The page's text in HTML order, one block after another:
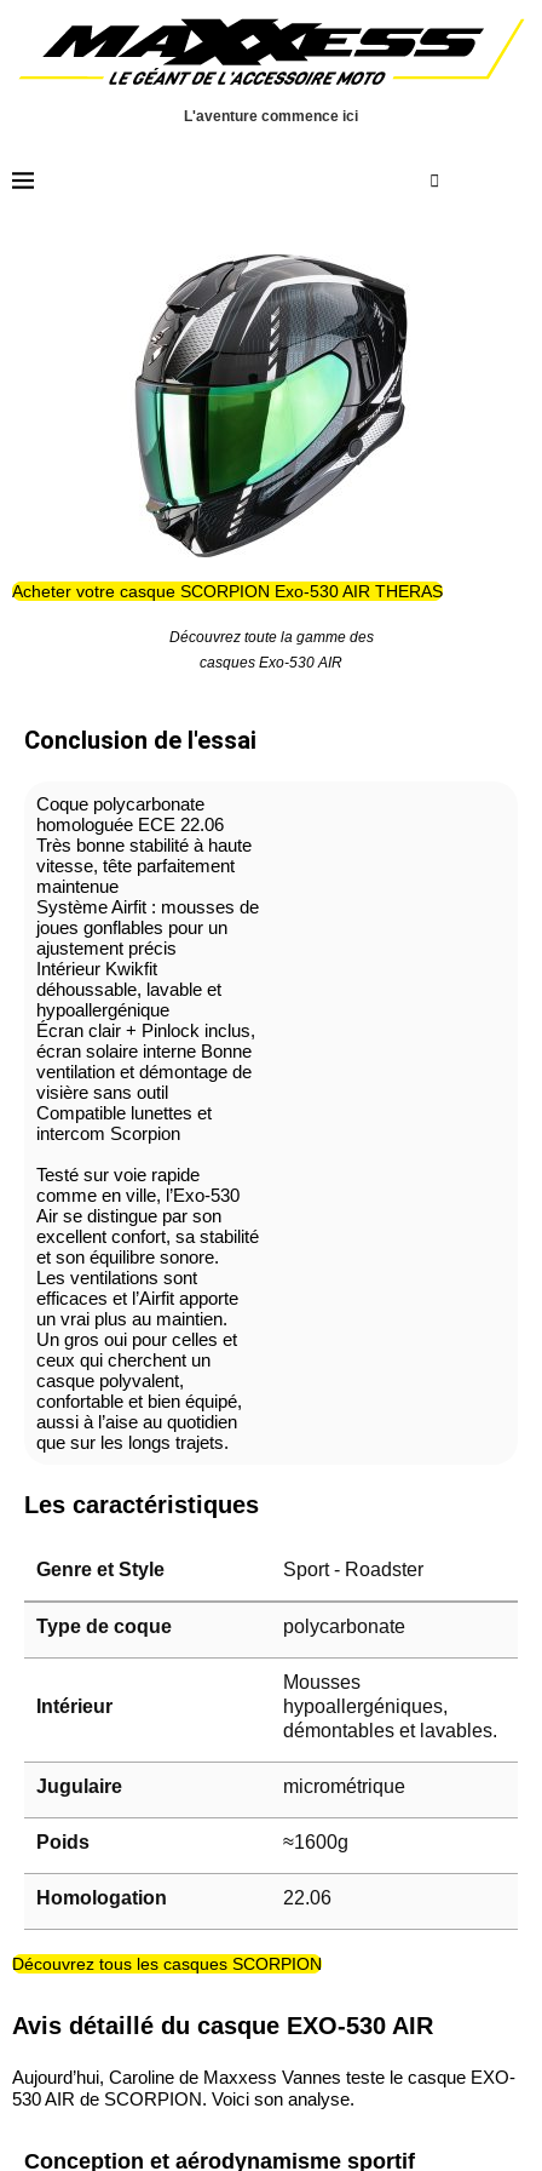
L'aventure commence ici
Acheter votre casque SCORPION Exo-530 AIR THERAS
Découvrez toute la gamme des
casques Exo-530 AIR
Conclusion de l'essai
Coque polycarbonate
homologuée ECE 22.06
Très bonne stabilité à haute
vitesse, tête parfaitement
maintenue
Système Airfit : mousses de
joues gonflables pour un
ajustement précis
Intérieur Kwikfit
déhoussable, lavable et
hypoallergénique
Écran clair + Pinlock inclus,
écran solaire interne Bonne
ventilation et démontage de
visière sans outil
Compatible lunettes et
intercom Scorpion
Testé sur voie rapide
comme en ville, l’Exo-530
Air se distingue par son
excellent confort, sa stabilité
et son équilibre sonore.
Les ventilations sont
efficaces et l’Airfit apporte
un vrai plus au maintien.
Un gros oui pour celles et
ceux qui cherchent un
casque polyvalent,
confortable et bien équipé,
aussi à l’aise au quotidien
que sur les longs trajets.
Les caractéristiques
Genre et Style Sport - Roadster
Type de coque polycarbonate
Intérieur
Mousses
hypoallergéniques,
démontables et lavables.
Jugulaire micrométrique
Poids ≈1600g
Homologation 22.06
Découvrez tous les casques SCORPION
Avis détaillé du casque EXO-530 AIR
Aujourd’hui, Caroline de Maxxess Vannes teste le casque EXO-
530 AIR de SCORPION. Voici son analyse.
Conception et aérodynamisme sportif